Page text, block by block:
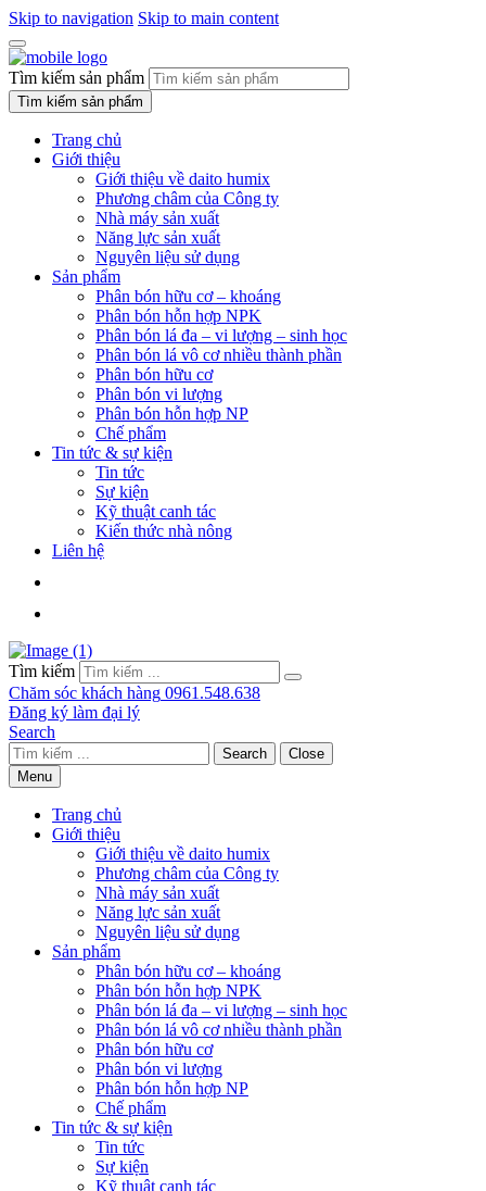
Skip to navigation Skip to main content
Tìm kiếm sản phẩm
Tìm kiếm sản phẩm
Trang chủ
Giới thiệu
Giới thiệu về daito humix
Phương châm của Công ty
Nhà máy sản xuất
Năng lực sản xuất
Nguyên liệu sử dụng
Sản phẩm
Phân bón hữu cơ – khoáng
Phân bón hỗn hợp NPK
Phân bón lá đa – vi lượng – sinh học
Phân bón lá vô cơ nhiều thành phần
Phân bón hữu cơ
Phân bón vi lượng
Phân bón hỗn hợp NP
Chế phẩm
Tin tức & sự kiện
Tin tức
Sự kiện
Kỹ thuật canh tác
Kiến thức nhà nông
Liên hệ
Tìm kiếm
Chăm sóc khách hàng 0961.548.638
Đăng ký làm đại lý
Search
Search
Close
Menu
Trang chủ
Giới thiệu
Giới thiệu về daito humix
Phương châm của Công ty
Nhà máy sản xuất
Năng lực sản xuất
Nguyên liệu sử dụng
Sản phẩm
Phân bón hữu cơ – khoáng
Phân bón hỗn hợp NPK
Phân bón lá đa – vi lượng – sinh học
Phân bón lá vô cơ nhiều thành phần
Phân bón hữu cơ
Phân bón vi lượng
Phân bón hỗn hợp NP
Chế phẩm
Tin tức & sự kiện
Tin tức
Sự kiện
Kỹ thuật canh tác